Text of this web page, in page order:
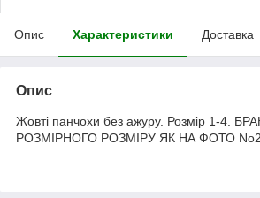
Опис Характеристики Доставка
Опис
Жовті панчохи без ажуру. Розмір 1-4.
РОЗМІРНОГО РОЗМІРУ ЯК НА ФОТО No2.